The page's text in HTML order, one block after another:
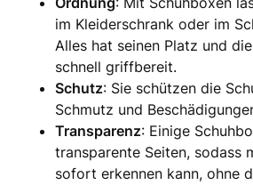
im Kleiderschrank oder im
Alles hat seinen Platz und
schnell griffbereit.
Schutz: Sie schützen die
Schmutz und
Transparenz: Einige
transparente Seiten, sodass
sofort erkennen kann, ohne